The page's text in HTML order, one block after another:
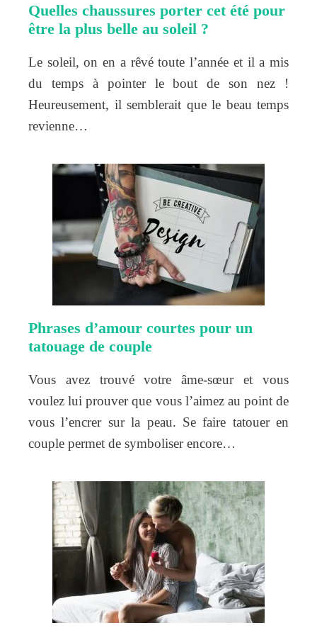
Quelles chaussures porter cet été pour
être la plus belle au soleil ?
Le soleil, on en a rêvé toute l’année et il a mis
du temps à pointer le bout de son nez !
Heureusement, il semblerait que le beau temps
revienne…
Phrases d’amour courtes pour un
tatouage de couple
Vous avez trouvé votre âme-sœur et vous
voulez lui prouver que vous l’aimez au point de
vous l’encrer sur la peau. Se faire tatouer en
couple permet de symboliser encore…